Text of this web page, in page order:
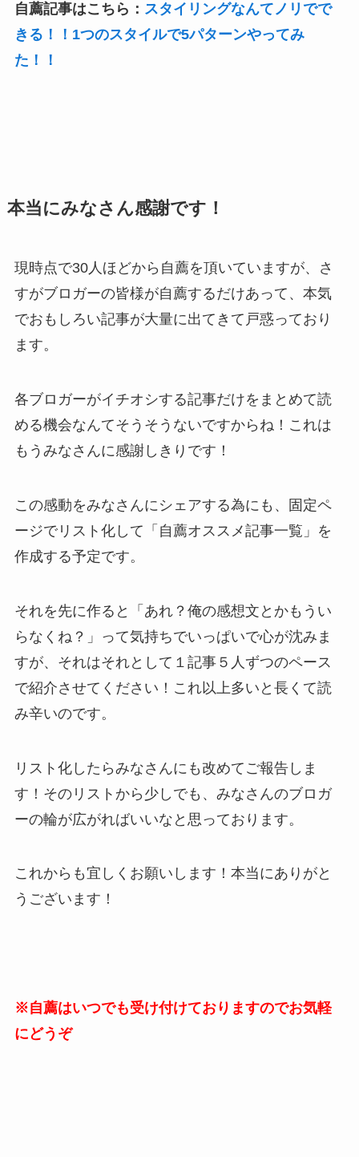
自薦記事はこちら： スタイリングなんてノリでで
きる！！1つのスタイルで5パターンやってみ
た！！
本当にみなさん感謝です！
現時点で30人ほどから自薦を頂いていますが、さ
すがブロガーの皆様が自薦するだけあって、本気
でおもしろい記事が大量に出てきて戸惑っており
ます。
各ブロガーがイチオシする記事だけをまとめて読
める機会なんてそうそうないですからね！これは
もうみなさんに感謝しきりです！
この感動をみなさんにシェアする為にも、固定ペ
ージでリスト化して「自薦オススメ記事一覧」を
作成する予定です。
それを先に作ると「あれ？俺の感想文とかもうい
らなくね？」って気持ちでいっぱいで心が沈みま
すが、それはそれとして１記事５人ずつのペース
で紹介させてください！これ以上多いと長くて読
み辛いのです。
リスト化したらみなさんにも改めてご報告しま
す！そのリストから少しでも、みなさんのブロガ
ーの輪が広がればいいなと思っております。
これからも宜しくお願いします！本当にありがと
うございます！
※自薦はいつでも受け付けておりますのでお気軽
にどうぞ